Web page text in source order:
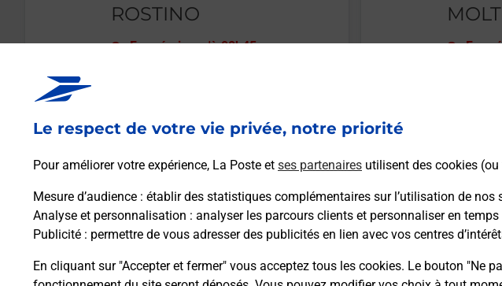
Le respect de votre vie privée, notre priorité
Pour améliorer votre expérience, La Poste et ses partenaires utilisent des cookies
Mesure d’audience : établir des statistiques complémentaires sur l’utilisation de nos
Analyse et personnalisation : analyser les parcours clients et personnaliser en
Publicité : permettre de vous adresser des publicités en lien avec vos centres
En cliquant sur "Accepter et fermer" vous acceptez tous les cookies. Le bouton "Ne
ROSTINO
Fermé-jusqu'à 08h45
En savoir plus
Fermé